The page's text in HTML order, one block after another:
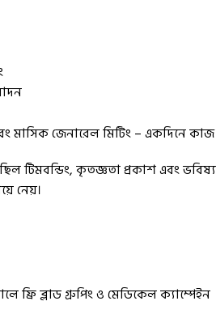
টিমবন্ডিং, কৃতজ্ঞতা প্রকাশ এবং
নেয়।
ফ্রি ব্লাড গ্রুপিং ও মেডিকেল ক্যাম্পেইন